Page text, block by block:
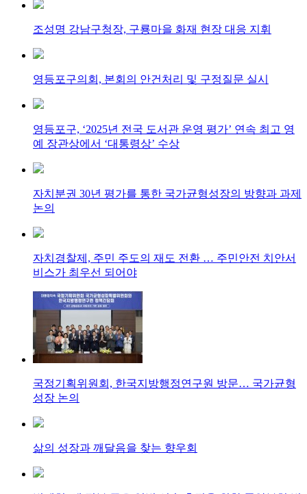
조성명 강남구청장, 구룡마을 화재 현장 대응 지휘
영등포구의회, 본회의 안건처리 및 구정질문 실시
영등포구, ‘2025년 전국 도서관 운영 평가’ 연속 최고 영
예 장관상에서 ‘대통령상’ 수상
자치분권 30년 평가를 통한 국가균형성장의 방향과 과제
논의
자치경찰제, 주민 주도의 재도 전환 … 주민안전 치안서
비스가 최우선 되어야
국정기획위원회, 한국지방행정연구원 방문… 국가균형
성장 논의
삶의 성장과 깨달음을 찾는 향우회